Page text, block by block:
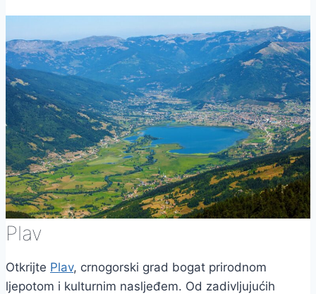
Plav
Otkrijte Plav, crnogorski grad bogat prirodnom
ljepotom i kulturnim nasljeđem. Od zadivljujućih